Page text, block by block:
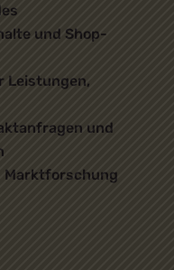
und Shop-
Leistungen,
und
Marktforschung